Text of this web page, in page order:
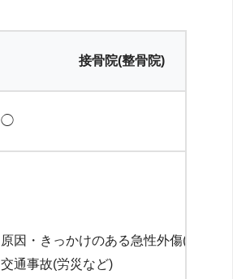
接骨院(整骨院)
◯
原因・きっかけのある急性外傷(保険適
交通事故(労災など)